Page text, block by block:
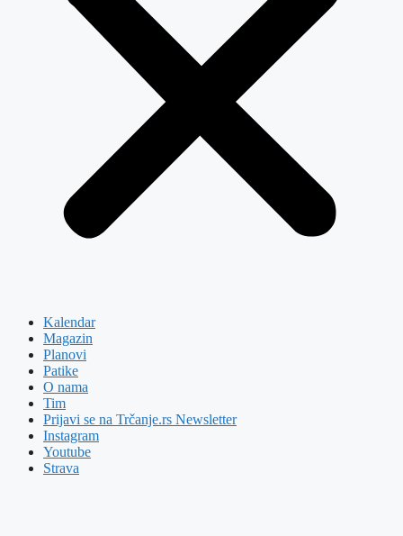
Kalendar
Magazin
Planovi
Patike
O nama
Tim
Prijavi se na Trčanje.rs Newsletter
Instagram
Youtube
Strava